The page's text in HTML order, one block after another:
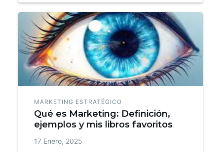
MARKETING ESTRATÉGICO
Qué es Marketing: Definición,
ejemplos y mis libros favoritos
17 Enero, 2025